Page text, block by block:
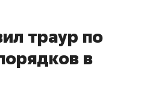
траур по
в